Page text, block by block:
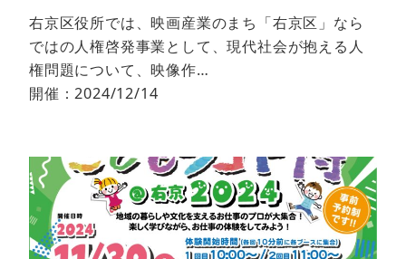
右京区役所では、映画産業のまち「右京区」なら
ではの人権啓発事業として、現代社会が抱える人
権問題について、映像作…
開催：2024/12/14